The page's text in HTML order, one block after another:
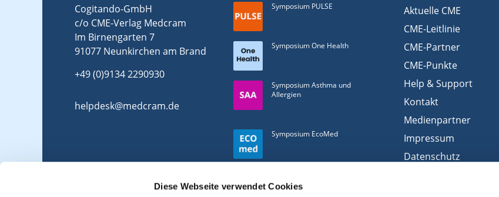
Diese Webseite verwendet Cookies
Cogitando-GmbH
c/o CME-Verlag Medcram
Im Birnengarten 7
91077 Neunkirchen am Brand
+49 (0)9134 2290930
helpdesk@medcram.de
Symposium PULSE
Symposium One Health
Symposium Asthma und
Allergien
Symposium EcoMed
ADIPOSITAS
Aktuelle CME
CME-Leitlinie
CME-Partner
CME-Punkte
Help & Support
Kontakt
Medienpartner
Impressum
Datenschutz